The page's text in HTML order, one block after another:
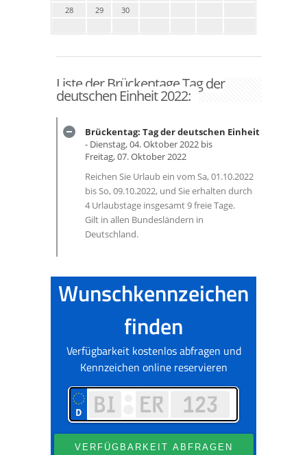
28
29 30
Liste der Brückentage Tag der
deutschen Einheit 2022:
Brückentag: Tag der deutschen Einheit
- Dienstag, 04. Oktober 2022 bis
Freitag, 07. Oktober 2022
Reichen Sie Urlaub ein vom Sa, 01.10.2022
bis So, 09.10.2022, und Sie erhalten durch
4 Urlaubstage insgesamt 9 freie Tage.
Gilt in allen Bundesländern in
Deutschland.